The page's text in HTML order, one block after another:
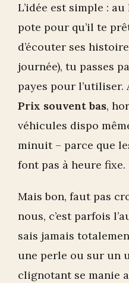
L’idée est simple :
pote pour qu’il te
d’écouter ses
journée), tu passes
payes pour l’utiliser.
Prix souvent bas,
véhicules dispo
minuit – parce que
font pas à heure fixe.
Mais bon, faut pas
nous, c’est parfois
sais jamais
une perle ou sur un
clignotant se manie